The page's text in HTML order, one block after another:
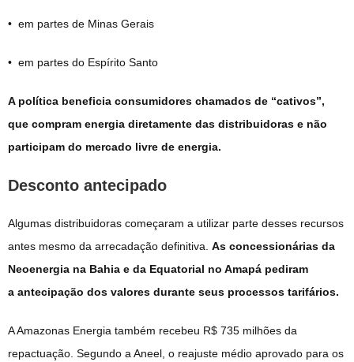
• em partes de Minas Gerais
• em partes do Espírito Santo
A política beneficia consumidores chamados de “cativos”,
que compram energia diretamente das distribuidoras e não
participam do mercado livre de energia.
Desconto antecipado
Algumas distribuidoras começaram a utilizar parte desses recursos
antes mesmo da arrecadação definitiva. As concessionárias da
Neoenergia na Bahia e da Equatorial no Amapá pediram
a antecipação dos valores durante seus processos tarifários.
A Amazonas Energia também recebeu R$ 735 milhões da
repactuação. Segundo a Aneel, o reajuste médio aprovado para os